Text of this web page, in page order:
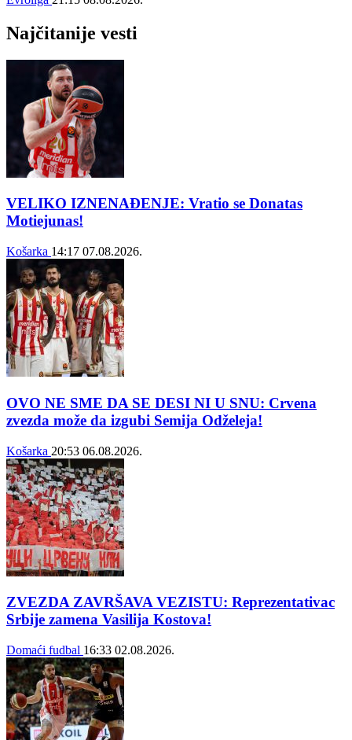
Najčitanije vesti
VELIKO IZNENAĐENJE: Vratio se Donatas
Motiejunas!
Košarka 14:17 07.08.2026.
OVO NE SME DA SE DESI NI U SNU: Crvena
zvezda može da izgubi Semija Odželeja!
Košarka 20:53 06.08.2026.
ZVEZDA ZAVRŠAVA VEZISTU: Reprezentativac
Srbije zamena Vasilija Kostova!
Domaći fudbal 16:33 02.08.2026.